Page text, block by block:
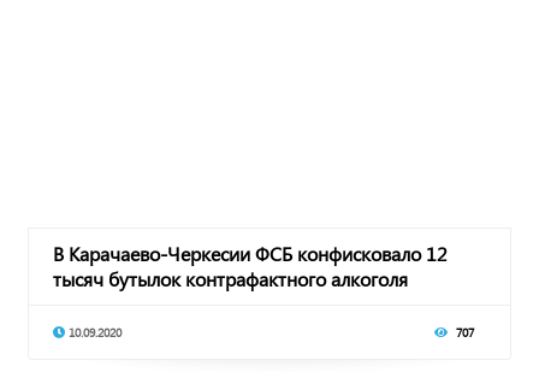
В Карачаево-Черкесии ФСБ конфисковало 12
тысяч бутылок контрафактного алкоголя
10.09.2020 707